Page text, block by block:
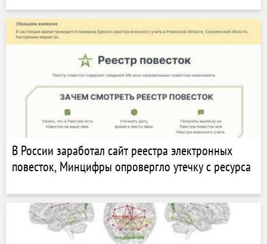
В России заработал сайт реестра электронных
повесток, Минцифры опровергло утечку с ресурса